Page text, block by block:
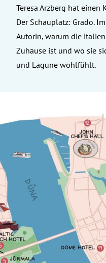
Untermenü
Untermenü
Teresa Arzberg hat einen
Der Schauplatz: Grado.
Autorin, warum die
Zuhause ist und wo sie
und Lagune wohlfühlt.